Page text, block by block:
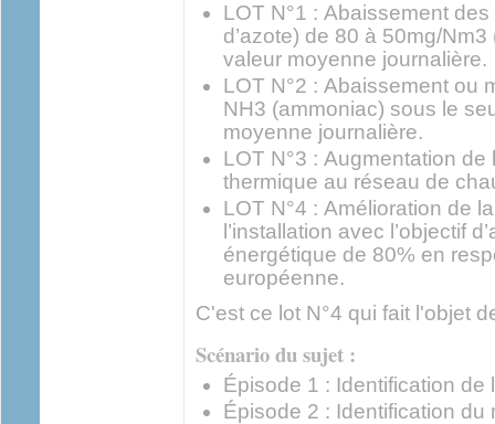
LOT N°1 : Abaissement
d’azote) de 80 à 50mg/
valeur moyenne journalière.
LOT N°2 : Abaissement ou
NH3 (ammoniac) sous le
moyenne journalière.
LOT N°3 : Augmentation de
thermique au réseau de
LOT N°4 : Amélioration de
l’installation avec l’objectif
énergétique de 80% en
européenne.
C'est ce lot N°4 qui fait l'objet
Scénario du sujet :
Épisode 1 : Identification de
Épisode 2 : Identification du